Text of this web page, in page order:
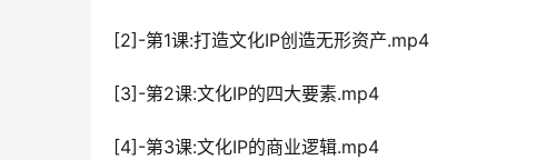
[2]-第1课:打造文化IP创造无形资产.mp4
[3]-第2课:文化IP的四大要素.mp4
[4]-第3课:文化IP的商业逻辑.mp4